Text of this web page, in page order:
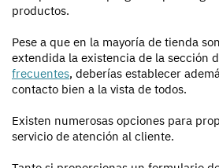
productos.
Pese a que en la mayoría de tienda
extendida la existencia de la sección
frecuentes, deberías establecer
contacto bien a la vista de todos.
Existen numerosas opciones para
servicio de atención al cliente.